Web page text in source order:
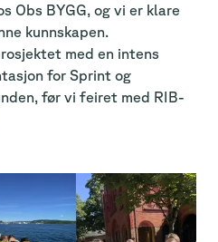
Obs BYGG, og vi er klare
kunnskapen.
med en intens
for Sprint og
før vi feiret med RIB-